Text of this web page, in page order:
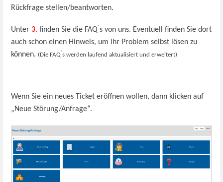
Rückfrage stellen/beantworten.
Unter 3. finden Sie die FAQ ́s von uns. Eventuell finden Sie dort
auch schon einen Hinweis, um ihr Problem selbst lösen zu
können. (Die FAQ ́s werden laufend aktualisiert und erweitert)
Wenn Sie ein neues Ticket eröffnen wollen, dann klicken auf
„Neue Störung/Anfrage“.